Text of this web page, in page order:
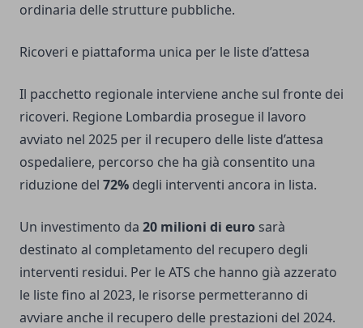
ordinaria delle strutture pubbliche.
Ricoveri e piattaforma unica per le liste d’attesa
Il pacchetto regionale interviene anche sul fronte dei
ricoveri. Regione Lombardia prosegue il lavoro
avviato nel 2025 per il recupero delle liste d’attesa
ospedaliere, percorso che ha già consentito una
riduzione del 72% degli interventi ancora in lista.
Un investimento da 20 milioni di euro sarà
destinato al completamento del recupero degli
interventi residui. Per le ATS che hanno già azzerato
le liste fino al 2023, le risorse permetteranno di
avviare anche il recupero delle prestazioni del 2024.